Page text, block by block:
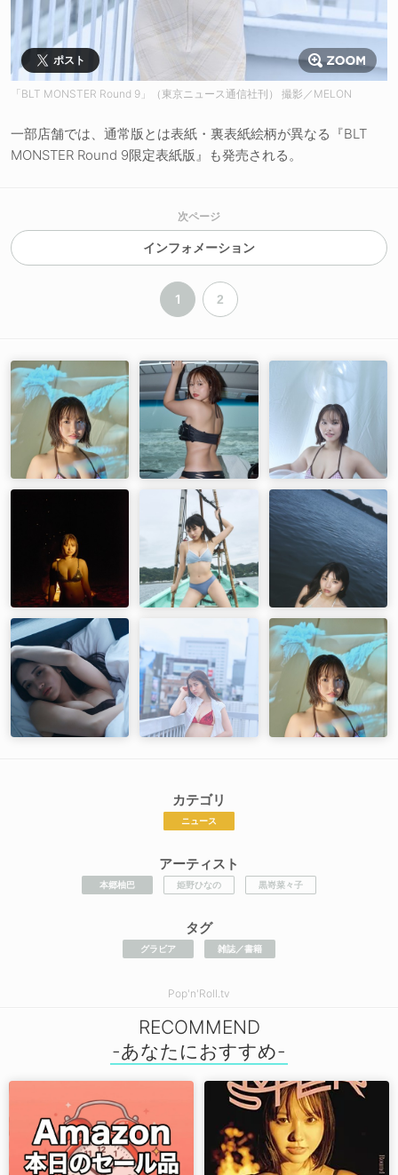
ポスト
「BLT MONSTER Round 9」（東京ニュース通信社刊） 撮影／MELON
一部店舗では、通常版とは表紙・裏表紙絵柄が異なる『BLT
MONSTER Round 9限定表紙版』も発売される。
次ページ
インフォメーション
1 2
カテゴリ
ニュース
アーティスト
本郷柚巴 姫野ひなの 黒嵜菜々子
タグ
グラビア 雑誌／書籍
Pop'n'Roll.tv
RECOMMEND